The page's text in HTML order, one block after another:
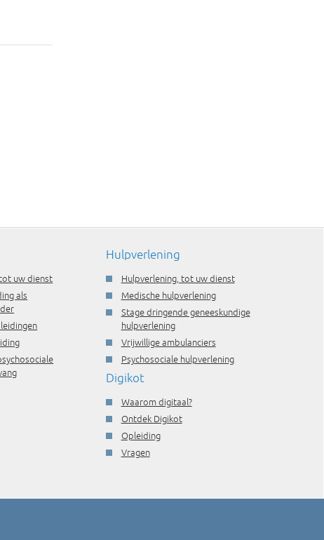
uw dienst
als
Hulpverlening
Hulpverlening, tot uw dienst
Medische hulpverlening
Stage dringende geneeskundige
hulpverlening
Vrijwillige ambulanciers
Psychosociale hulpverlening
Digikot
Waarom digitaal?
Ontdek Digikot
Opleiding
Vragen